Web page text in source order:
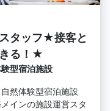
タッフ★接客と
る！★
型宿泊施設
然体験型宿泊施設
インの施設運営スタ